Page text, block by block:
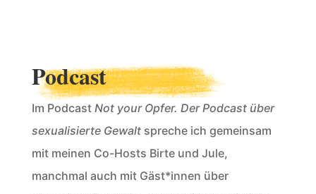
Podcast
Im Podcast Not your Opfer. Der Podcast über
sexualisierte Gewaltspreche ich gemeinsam
mit meinen Co-Hosts Birte und Jule,
manchmal auch mit Gäst*innen über